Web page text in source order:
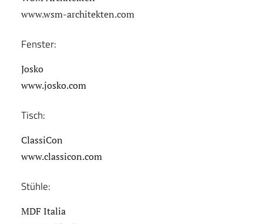
www.wsm-architekten.com
Fenster:
Josko
www.josko.com
Tisch:
ClassiCon
www.classicon.com
Stühle:
MDF Italia